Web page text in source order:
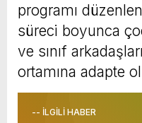
programı
süreci boyunca
ve sınıf
ortamına adapte
-- İLGİLİ HABER